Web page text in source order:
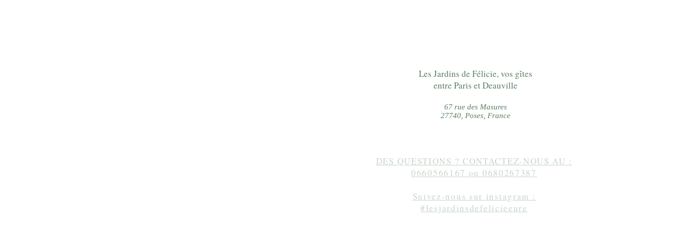
Les Jardins de Félicie, vos gîtes
entre Paris et Deauville
67 rue des Masures
27740, Poses, France
DES QUESTIONS ? CONTACTEZ-NOUS AU :
0660566167 ou 0680267387
Suivez-nous sur instagram :
#lesjardinsdefelicieeure